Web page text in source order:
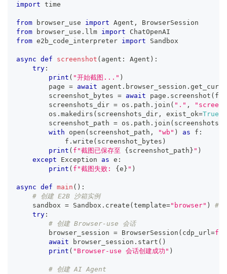
import time
from browser_use import Agent ,
BrowserSession
from browser_use . llm import ChatOpenAI
from e2b_code_interpreter import Sandbox
async def screenshot ( agent : Agent ) :
try :
print ( "开始截图..." )
        page
= await agent . browser_session .
        screenshot_bytes
= await page . screenshot (
        screenshots_dir
= os . path . join ( "." ,
        os
. makedirs ( screenshots_dir , exist_ok=True
        screenshot_path
= os . path . join (
with
open ( screenshot_path , "wb" ) as f :
            f
. write ( screenshot_bytes )
print ( f"截图已保存至 { screenshot_path } " )
except Exception as e :
print ( f"截图失败: { e } " )
async def main ( ) :
# 创建 E2B 沙箱实例
    sandbox
= Sandbox . create ( template="browser" )
#
try :
# 创建 Browser-use 会话
        browser_session
= BrowserSession ( cdp_url=
await browser_session . start ( )
print ( "Browser-use 会话创建成功" )
# 创建 AI Agent